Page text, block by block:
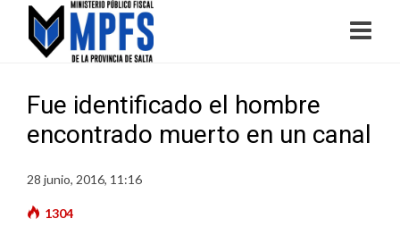
Fue identificado el hombre
encontrado muerto en un canal
28 junio, 2016, 11:16
1304